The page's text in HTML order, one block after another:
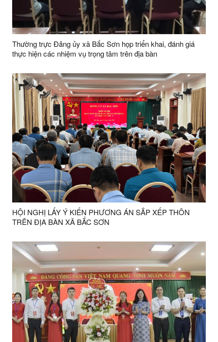
Thường trực Đảng ủy xã Bắc Sơn họp triển khai, đánh giá
thực hiện các nhiệm vụ trọng tâm trên địa bàn
HỘI NGHỊ LẤY Ý KIẾN PHƯƠNG ÁN SẮP XẾP THÔN
TRÊN ĐỊA BÀN XÃ BẮC SƠN